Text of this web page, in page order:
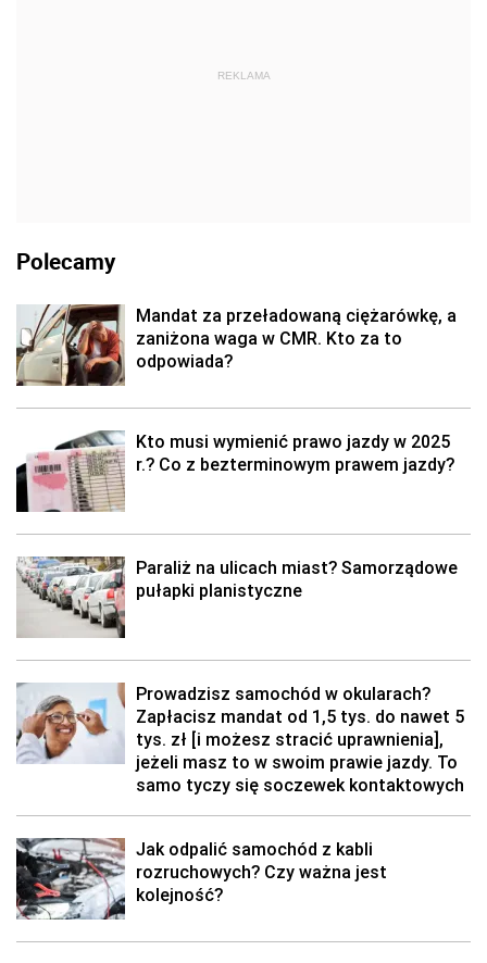
REKLAMA
Polecamy
Mandat za przeładowaną ciężarówkę, a
zaniżona waga w CMR. Kto za to
odpowiada?
Kto musi wymienić prawo jazdy w 2025
r.? Co z bezterminowym prawem jazdy?
Paraliż na ulicach miast? Samorządowe
pułapki planistyczne
Prowadzisz samochód w okularach?
Zapłacisz mandat od 1,5 tys. do nawet 5
tys. zł [i możesz stracić uprawnienia],
jeżeli masz to w swoim prawie jazdy. To
samo tyczy się soczewek kontaktowych
Jak odpalić samochód z kabli
rozruchowych? Czy ważna jest
kolejność?